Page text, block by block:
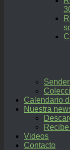
Calendario
Nuestra
Videos
Contacto